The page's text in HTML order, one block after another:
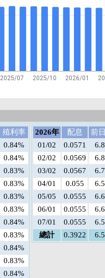
2025/07 2025/10 2026/01
殖利率
0.84%
0.84%
0.83%
0.83%
0.83%
0.83%
0.84%
0.83%
0.84%
0.83%
0.84%
2026年 配息
前
01/02
0.0571
02/02
0.0569
03/02
0.0567
04/01
0.055
05/05
0.0555
06/01
0.0555
07/01
0.0555
總計
0.3922